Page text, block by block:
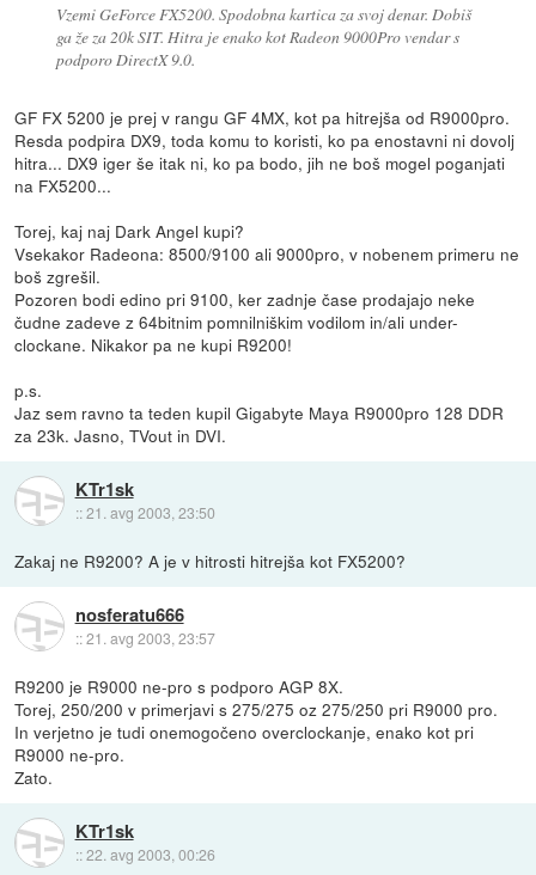
Vzemi GeForce FX5200. Spodobna kartica za svoj denar. Dobiš
ga že za 20k SIT. Hitra je enako kot Radeon 9000Pro vendar s
podporo DirectX 9.0.
GF FX 5200 je prej v rangu GF 4MX, kot pa hitrejša od R9000pro.
Resda podpira DX9, toda komu to koristi, ko pa enostavni ni dovolj
hitra... DX9 iger še itak ni, ko pa bodo, jih ne boš mogel poganjati
na FX5200...
Torej, kaj naj Dark Angel kupi?
Vsekakor Radeona: 8500/9100 ali 9000pro, v nobenem primeru ne
boš zgrešil.
Pozoren bodi edino pri 9100, ker zadnje čase prodajajo neke
čudne zadeve z 64bitnim pomnilniškim vodilom in/ali under-
clockane. Nikakor pa ne kupi R9200!
p.s.
Jaz sem ravno ta teden kupil Gigabyte Maya R9000pro 128 DDR
za 23k. Jasno, TVout in DVI.
KTr1sk
::21. avg 2003, 23:50
Zakaj ne R9200? A je v hitrosti hitrejša kot FX5200?
nosferatu666
::21. avg 2003, 23:57
R9200 je R9000 ne-pro s podporo AGP 8X.
Torej, 250/200 v primerjavi s 275/275 oz 275/250 pri R9000 pro.
In verjetno je tudi onemogočeno overclockanje, enako kot pri
R9000 ne-pro.
Zato.
KTr1sk
::22. avg 2003, 00:26